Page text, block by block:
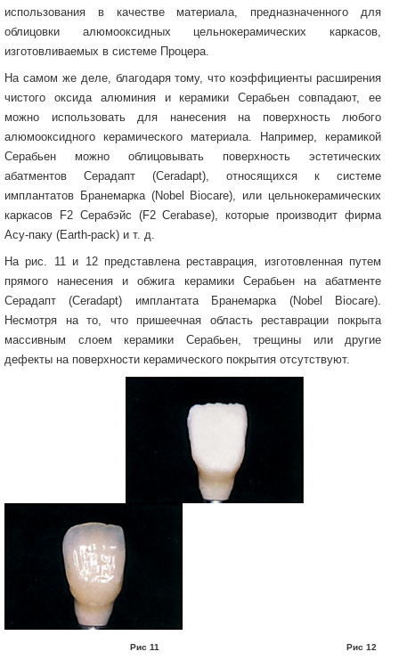
использования в качестве материала, предназначенного для
облицовки алюмооксидных цельнокерамических каркасов,
изготовливаемых в системе Процера.
На самом же деле, благодаря тому, что коэффициенты расширения
чистого оксида алюминия и керамики Серабьен совпадают, ее
можно использовать для нанесения на поверхность любого
алюмооксидного керамического материала. Например, керамикой
Серабьен можно облицовывать поверхность эстетических
абатментов Серадапт (Ceradapt), относящихся к системе
имплантатов Бранемарка (Nobel Biocare), или цельнокерамических
каркасов F2 Cерабэйс (F2 Cerabase), которые производит фирма
Асу-паку (Earth-pack) и т. д.
На рис. 11 и 12 представлена реставрация, изготовленная путем
прямого нанесения и обжига керамики Серабьен на абатменте
Серадапт (Ceradapt) имплантата Бранемарка (Nobel Biocare).
Несмотря на то, что пришеечная область реставрации покрыта
массивным слоем керамики Серабьен, трещины или другие
дефекты на поверхности керамического покрытия отсутствуют.
Рис 11 Рис 12